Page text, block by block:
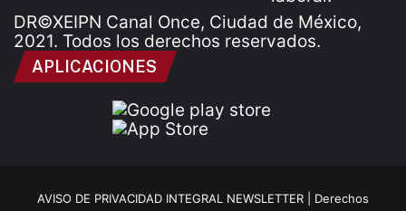
DR©XEIPN Canal Once, Ciudad de México,
2021. Todos los derechos reservados.
APLICACIONES
AVISO DE PRIVACIDAD INTEGRAL NEWSLETTER | Derechos